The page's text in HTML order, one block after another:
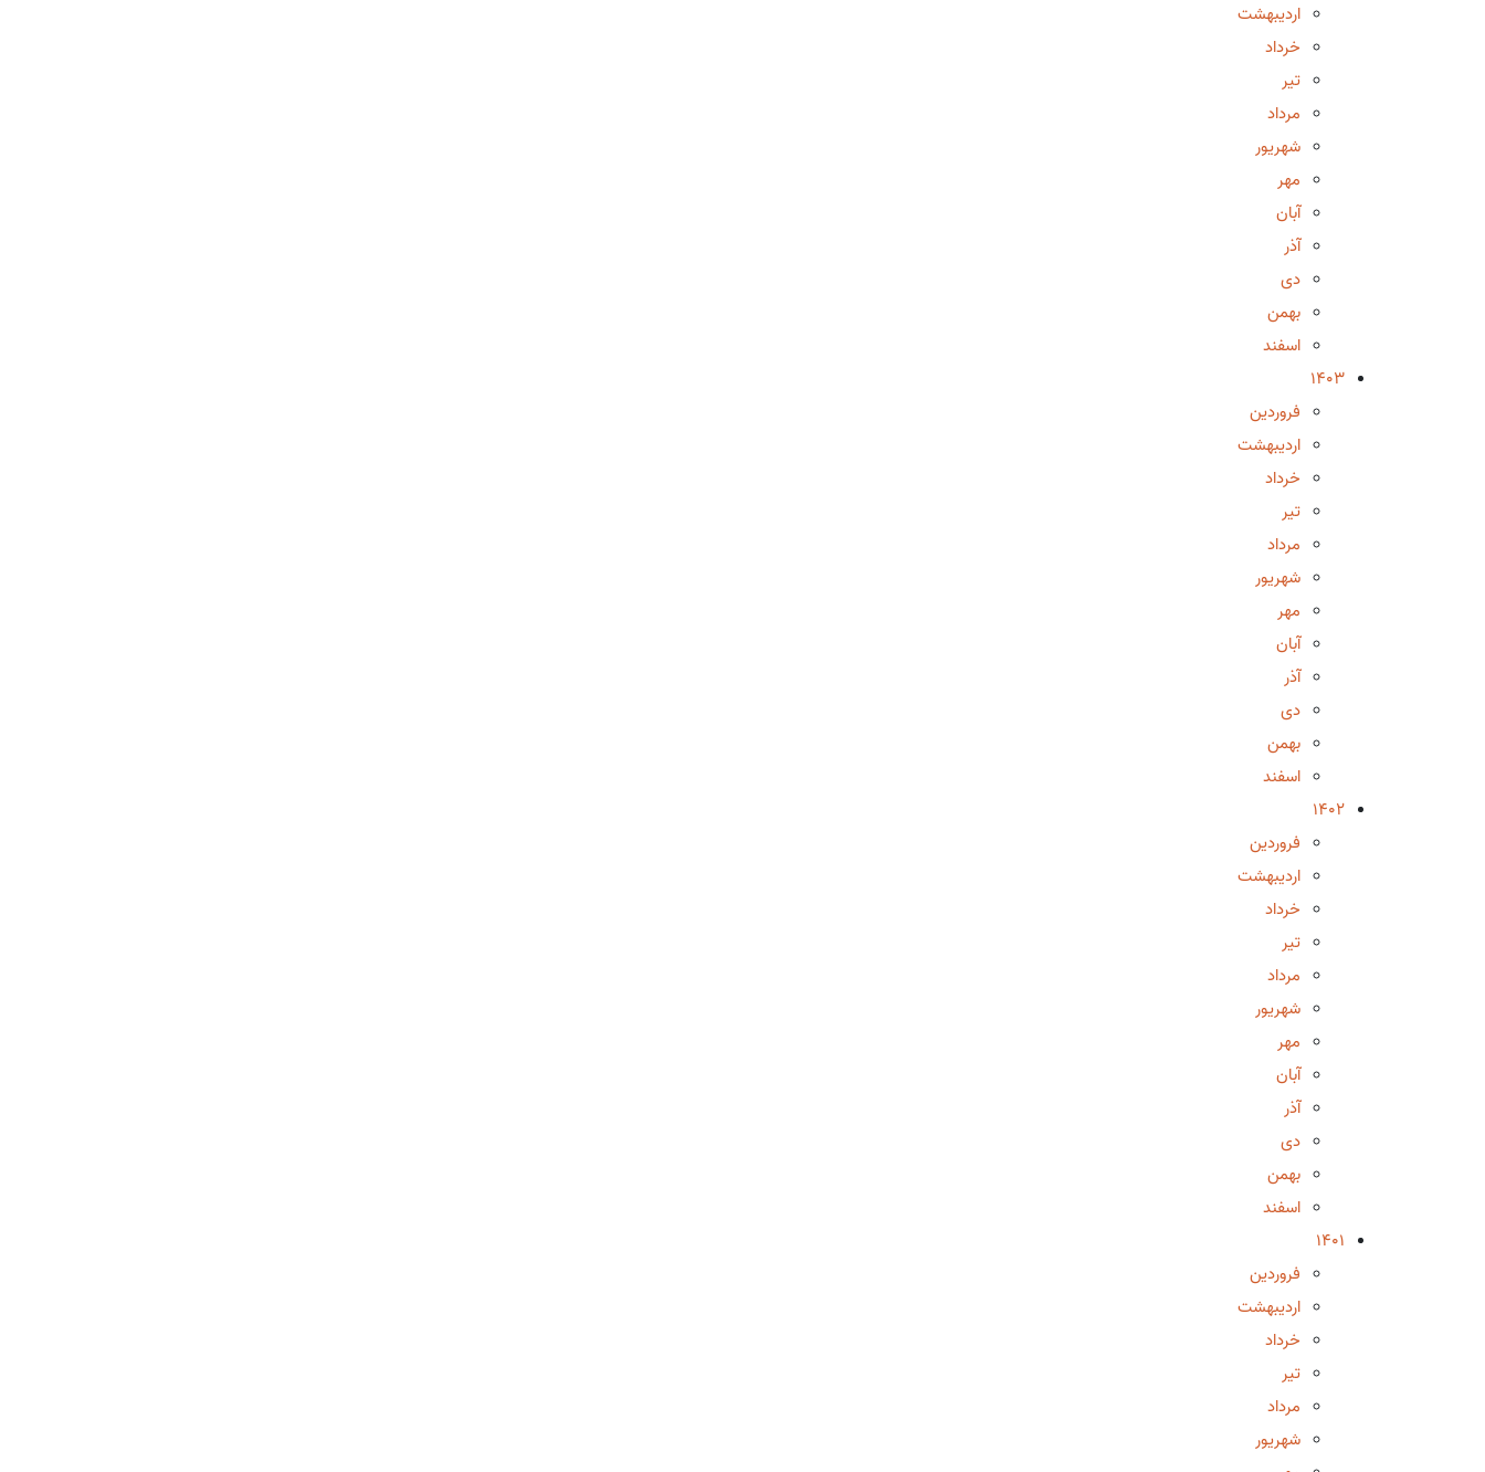
اردیبهشت
خرداد
تیر
مرداد
شهریور
مهر
آبان
آذر
دی
بهمن
اسفند
1403
فروردین
اردیبهشت
خرداد
تیر
مرداد
شهریور
مهر
آبان
آذر
دی
بهمن
اسفند
1402
فروردین
اردیبهشت
خرداد
تیر
مرداد
شهریور
مهر
آبان
آذر
دی
بهمن
اسفند
1401
فروردین
اردیبهشت
خرداد
تیر
مرداد
شهریور